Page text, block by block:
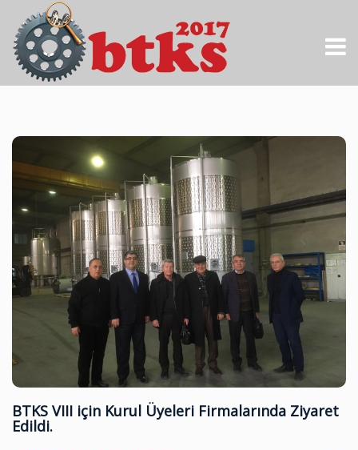
BTKS VIII için Kurul Üyeleri Firmalarında Ziyaret
Edildi.